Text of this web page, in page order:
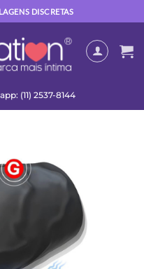
DISCRETAS
(11) 2537-8144